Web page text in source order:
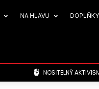
NA HLAVU DOPLŇKY
 NOSITELNÝ